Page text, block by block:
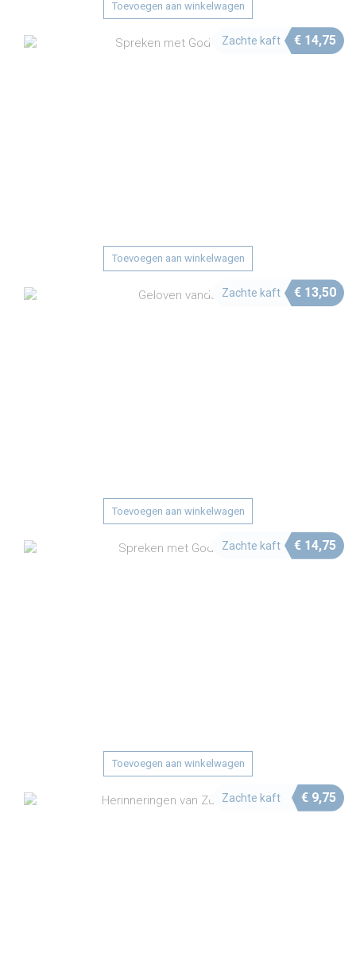
Toevoegen aan winkelwagen
Zachte kaft € 14,75
Toevoegen aan winkelwagen
Zachte kaft € 13,50
Toevoegen aan winkelwagen
Zachte kaft € 14,75
Toevoegen aan winkelwagen
Zachte kaft € 9,75